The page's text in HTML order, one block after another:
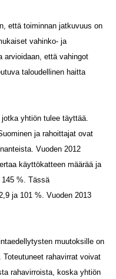
että toiminnan jatkuvuus on
vahinko- ja
arvioidaan, että vahingot
taloudellinen haitta
yhtiön tulee täyttää.
ja rahoittajat ovat
Vuoden 2012
käyttökatteen määrää ja
%. Tässä
ja 101 %. Vuoden 2013
muutoksille on
rahavirrat voivat
rahavirroista, koska yhtiön